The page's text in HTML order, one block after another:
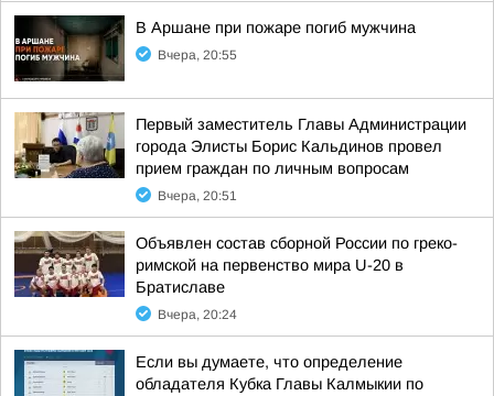
В Аршане при пожаре погиб мужчина
Вчера, 20:55
Первый заместитель Главы Администрации
города Элисты Борис Кальдинов провел
прием граждан по личным вопросам
Вчера, 20:51
Объявлен состав сборной России по греко-
римской на первенство мира U-20 в
Братиславе
Вчера, 20:24
Если вы думаете, что определение
обладателя Кубка Главы Калмыкии по